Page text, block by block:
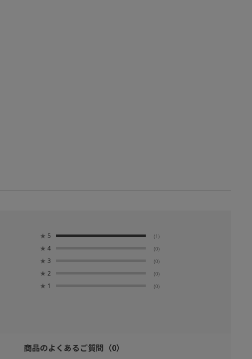
★ 5 (1)
★ 4 (0)
★ 3 (0)
★ 2 (0)
★ 1 (0)
商品のよくあるご質問 （0）